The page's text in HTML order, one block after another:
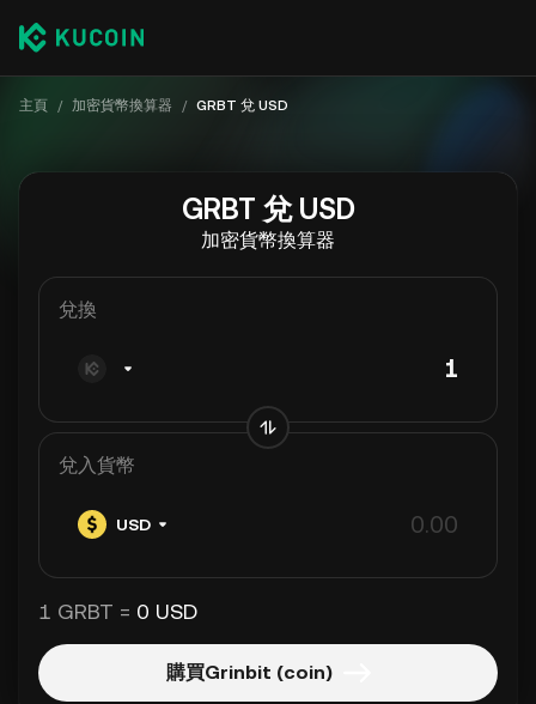
主頁 / 加密貨幣換算器 / GRBT 兌 USD
GRBT 兌 USD
加密貨幣換算器
兌換
兌入貨幣
USD
1 GRBT = 0 USD
購買Grinbit (coin)